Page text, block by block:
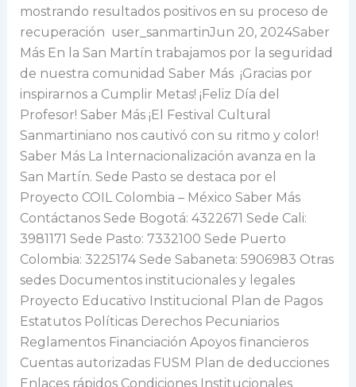
mostrando resultados positivos en su proceso de
recuperación user_sanmartinJun 20, 2024Saber
Más En la San Martín trabajamos por la seguridad
de nuestra comunidad Saber Más ¡Gracias por
inspirarnos a Cumplir Metas! ¡Feliz Día del
Profesor! Saber Más ¡El Festival Cultural
Sanmartiniano nos cautivó con su ritmo y color!
Saber Más La Internacionalización avanza en la
San Martín. Sede Pasto se destaca por el
Proyecto COIL Colombia – México Saber Más
Contáctanos Sede Bogotá: 4322671 Sede Cali:
3981171 Sede Pasto: 7332100 Sede Puerto
Colombia: 3225174 Sede Sabaneta: 5906983 Otras
sedes Documentos institucionales y legales
Proyecto Educativo Institucional Plan de Pagos
Estatutos Políticas Derechos Pecuniarios
Reglamentos Financiación Apoyos financieros
Cuentas autorizadas FUSM Plan de deducciones
Enlaces rápidos Condiciones Institucionales